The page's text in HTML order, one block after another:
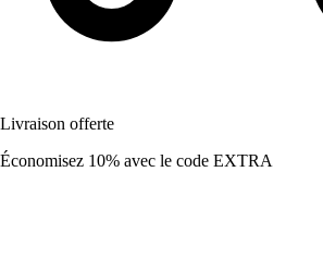
Livraison offerte
Économisez 10% avec le code EXTRA